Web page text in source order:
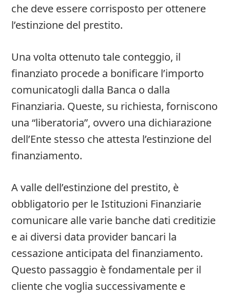
che deve essere corrisposto per ottenere
l’estinzione del prestito.
Una volta ottenuto tale conteggio, il
finanziato procede a bonificare l’importo
comunicatogli dalla Banca o dalla
Finanziaria. Queste, su richiesta, forniscono
una “liberatoria”, ovvero una dichiarazione
dell’Ente stesso che attesta l’estinzione del
finanziamento.
A valle dell’estinzione del prestito, è
obbligatorio per le Istituzioni Finanziarie
comunicare alle varie banche dati creditizie
e ai diversi data provider bancari la
cessazione anticipata del finanziamento.
Questo passaggio è fondamentale per il
cliente che voglia successivamente e